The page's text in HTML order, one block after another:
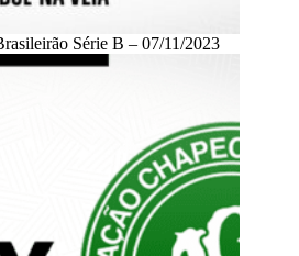
Série B – 07/11/2023